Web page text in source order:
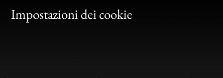
Impostazioni dei cookie